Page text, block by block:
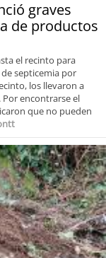
graves
de productos
el recinto para
septicemia por
los llevaron a
encontrarse el
que no pueden